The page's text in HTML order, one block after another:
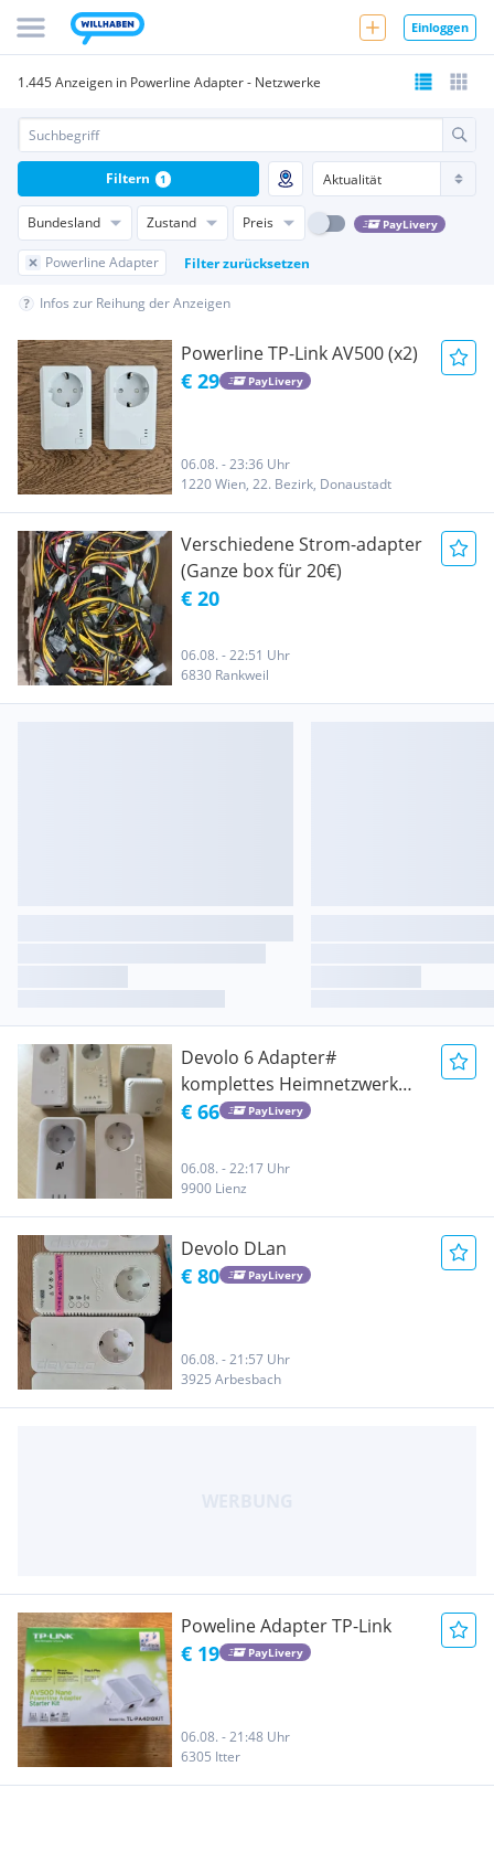
Einloggen
1.445 Anzeigen in Powerline Adapter - Netzwerke
Bundesland Zustand Preis PayLivery
Powerline Adapter Filter zurücksetzen
Filtern 1
Infos zur Reihung der Anzeigen
Powerline TP-Link AV500 (x2)
€ 29 PayLivery
06.08. - 23:36 Uhr
1220 Wien, 22. Bezirk, Donaustadt
Verschiedene Strom-adapter
(Ganze box für 20€)
€ 20
06.08. - 22:51 Uhr
6830 Rankweil
Devolo 6 Adapter#
komplettes Heimnetzwerk
dlan Wifi
€ 66 PayLivery
06.08. - 22:17 Uhr
9900 Lienz
Devolo DLan
€ 80 PayLivery
06.08. - 21:57 Uhr
3925 Arbesbach
Poweline Adapter TP-Link
€ 19 PayLivery
06.08. - 21:48 Uhr
6305 Itter